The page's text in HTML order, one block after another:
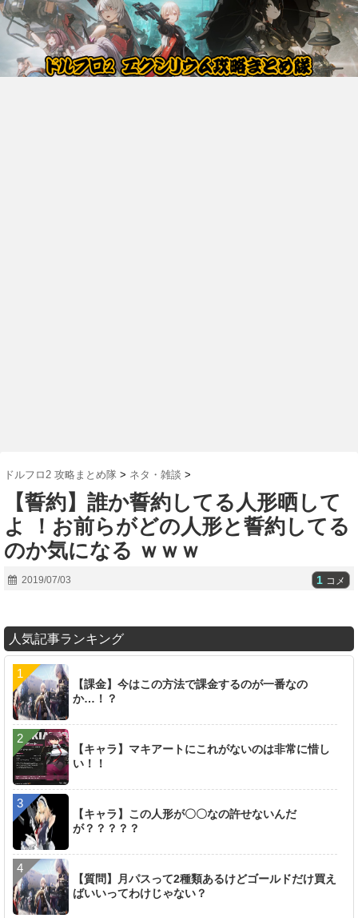
ドルフロ2 攻略まとめ隊 > ネタ・雑談 >
【誓約】誰か誓約してる人形晒して
よ ！お前らがどの人形と誓約してる
のか気になる ｗｗｗ
2019/07/03 1 コメ
人気記事ランキング
【課金】今はこの方法で課金するのが一番なの
か…！？
【キャラ】マキアートにこれがないのは非常に惜し
い！！
【キャラ】この人形が〇〇なの許せないんだ
が？？？？？
【質問】月パスって2種類あるけどゴールドだけ買え
ばいいってわけじゃない？